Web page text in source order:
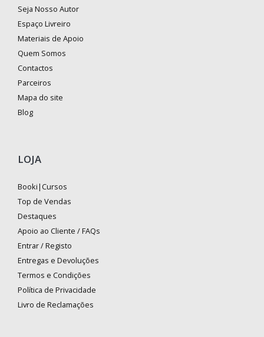
Seja Nosso Autor
Espaço Livreiro
Materiais de Apoio
Quem Somos
Contactos
Parceiros
Mapa do site
Blog
LOJA
Booki|Cursos
Top de Vendas
Destaques
Apoio ao Cliente / FAQs
Entrar / Registo
Entregas e Devoluções
Termos e Condições
Política de Privacidade
Livro de Reclamações